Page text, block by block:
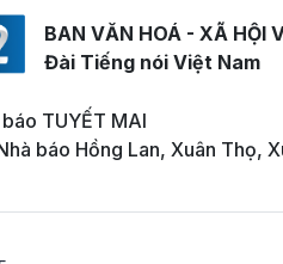
BAN VĂN HOÁ - XÃ HỘI
Đài Tiếng nói Việt Nam
TUYẾT MAI
báo Hồng Lan, Xuân Thọ,